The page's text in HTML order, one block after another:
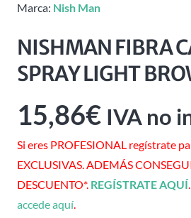
Marca: Nish Man
NISHMAN FIBRA
SPRAY LIGHT
15,86€ IVA no
Si eres PROFESIONAL regístrate
EXCLUSIVAS. ADEMÁS
DESCUENTO*. REGÍSTRATE AQUÍ
accede aquí.